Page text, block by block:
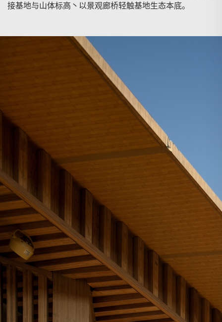
接基地与山体标高丶以景观廊桥轻触基地生态本底。